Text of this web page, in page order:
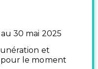
30 mai 2025
et
le moment